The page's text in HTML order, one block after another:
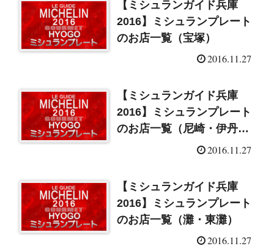
【ミシュランガイド兵庫
2016】ミシュランプレート
のお店一覧（宝塚）
2016.11.27
【ミシュランガイド兵庫
2016】ミシュランプレート
のお店一覧（尼崎・伊丹・
2016.11.27
【ミシュランガイド兵庫
2016】ミシュランプレート
のお店一覧（灘・東灘）
2016.11.27